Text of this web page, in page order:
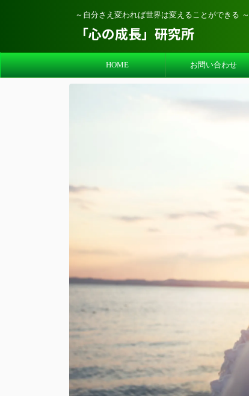
～自分さえ変われば世界は変えることができる ～
「心の成長」研究所
HOME お問い合わせ